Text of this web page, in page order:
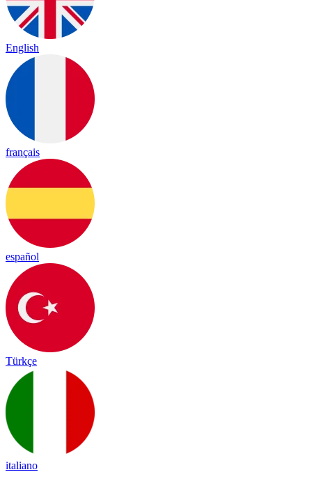
English
français
español
Türkçe
italiano